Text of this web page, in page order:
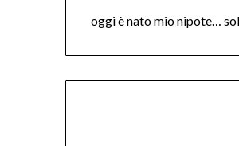
oggi è nato mio nipote…